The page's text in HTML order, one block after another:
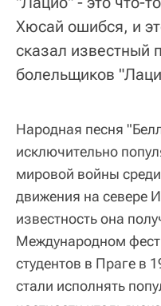
Хюсай ошибся, и
сказал известный
болельщиков
Народная песня
исключительно
мировой войны
движения на севере
известность она
Международном
студентов в Праге в
стали исполнять